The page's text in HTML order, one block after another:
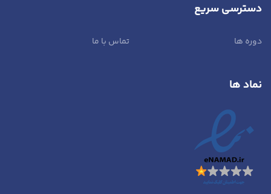
سریع
ها تماس با ما
ها